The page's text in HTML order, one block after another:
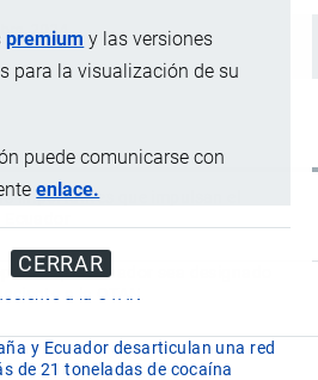
premium y las versiones
para la visualización de su
puede comunicarse con
enlace.
CERRAR
2024
importantes que impulsan el
que Ecuador sea designado
a la OTAN
y Ecuador desarticulan una red
de 21 toneladas de cocaína